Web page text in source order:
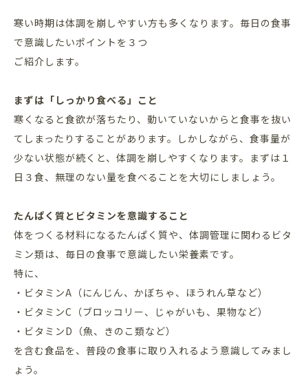
寒い時期は体調を崩しやすい方も多くなります。毎日の食事
で意識したいポイントを３つ
ご紹介します。
まずは「しっかり食べる」こと
寒くなると食欲が落ちたり、動いていないからと食事を抜い
てしまったりすることがあります。しかしながら、食事量が
少ない状態が続くと、体調を崩しやすくなります。まずは１
日３食、無理のない量を食べることを大切にしましょう。
たんぱく質とビタミンを意識すること
体をつくる材料になるたんぱく質や、体調管理に関わるビタ
ミン類は、毎日の食事で意識したい栄養素です。
特に、
・ビタミンA（にんじん、かぼちゃ、ほうれん草など）
・ビタミンC（ブロッコリー、じゃがいも、果物など）
・ビタミンD（魚、きのこ類など）
を含む食品を、普段の食事に取り入れるよう意識してみまし
ょう。